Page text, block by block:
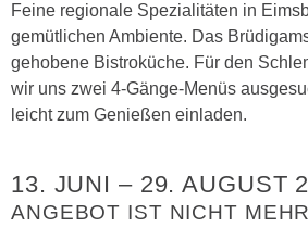
Feine regionale Spezialitäten in
gemütlichen Ambiente. Das
gehobene Bistroküche. Für den
wir uns zwei 4-Gänge-Menüs
leicht zum Genießen einladen.
13. JUNI – 29. AUGUST
ANGEBOT IST NICHT